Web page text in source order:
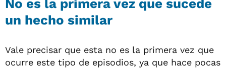
No es la primera vez que sucede
un hecho similar
Vale precisar que esta no es la primera vez que
ocurre este tipo de episodios, ya que hace pocas